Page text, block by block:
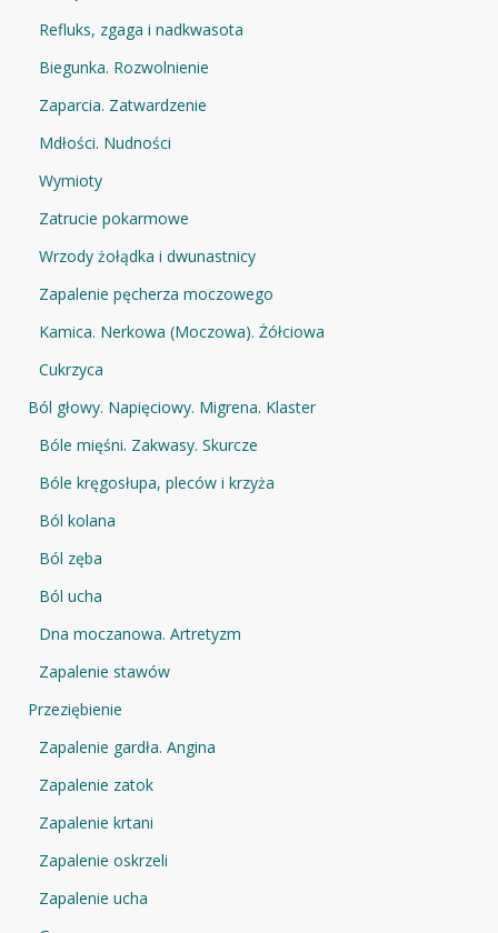
Refluks, zgaga i nadkwasota
Biegunka. Rozwolnienie
Zaparcia. Zatwardzenie
Mdłości. Nudności
Wymioty
Zatrucie pokarmowe
Wrzody żołądka i dwunastnicy
Zapalenie pęcherza moczowego
Kamica. Nerkowa (Moczowa). Żółciowa
Cukrzyca
Ból głowy. Napięciowy. Migrena. Klaster
Bóle mięśni. Zakwasy. Skurcze
Bóle kręgosłupa, pleców i krzyża
Ból kolana
Ból zęba
Ból ucha
Dna moczanowa. Artretyzm
Zapalenie stawów
Przeziębienie
Zapalenie gardła. Angina
Zapalenie zatok
Zapalenie krtani
Zapalenie oskrzeli
Zapalenie ucha